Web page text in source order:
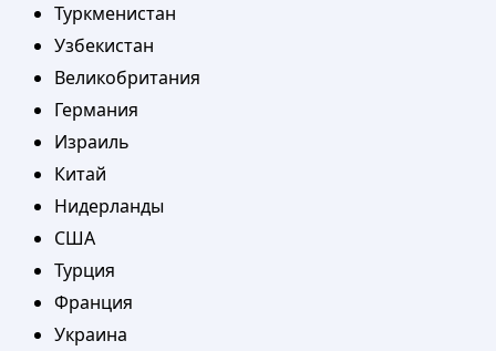
Туркменистан
Узбекистан
Великобритания
Германия
Израиль
Китай
Нидерланды
США
Турция
Франция
Украина